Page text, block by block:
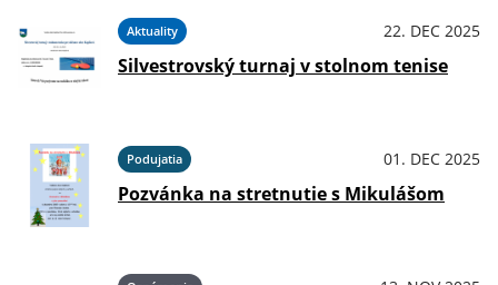
Aktuality 22. DEC 2025
Silvestrovský turnaj v stolnom tenise
Podujatia 01. DEC 2025
Pozvánka na stretnutie s Mikulášom